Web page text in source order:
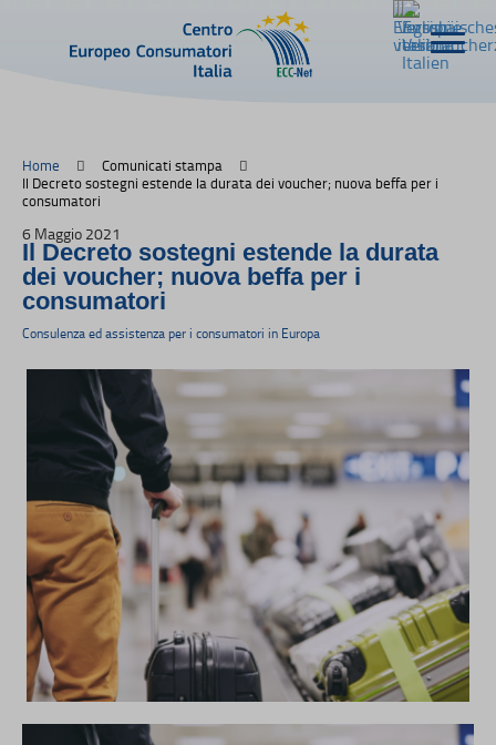
Home
Comunicati stampa
Il Decreto sostegni estende la durata dei voucher; nuova beffa per i
consumatori
6 Maggio 2021
Il Decreto sostegni estende la durata
dei voucher; nuova beffa per i
consumatori
Consulenza ed assistenza per i consumatori in Europa